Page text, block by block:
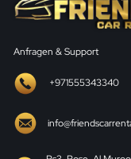
Anfragen & Support
+971555343340